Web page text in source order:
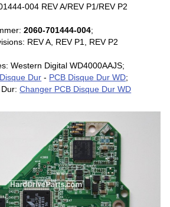
004 REV A/REV P1/REV P2
2060-701444-004;
REV A, REV P1, REV P2
Western Digital WD4000AAJS;
Dur - PCB Disque Dur WD;
Dur:Changer PCB Disque Dur WD